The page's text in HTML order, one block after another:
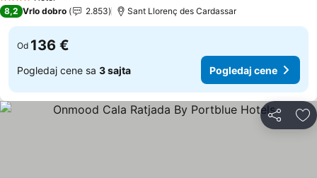
4 Zvezdice
8,2 Vrlo dobro 2.853 Sant Llorenç des Cardassar
Od 136 €
Pogledaj cene sa 3 sajta Pogledaj cene
Deli